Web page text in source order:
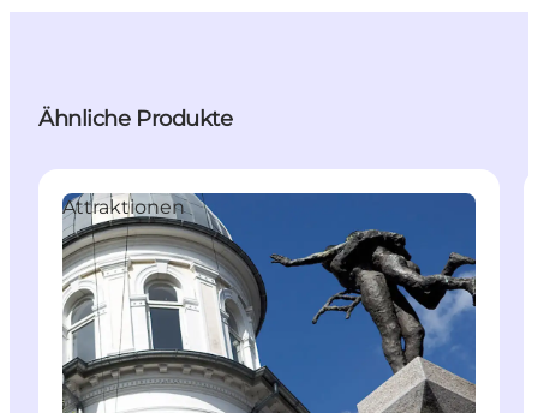
Ähnliche Produkte
Attraktionen